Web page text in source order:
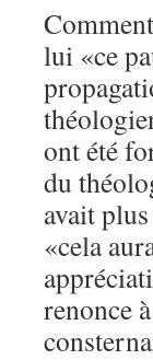
lui «ce
ont été
du
avait
«cela
renonce